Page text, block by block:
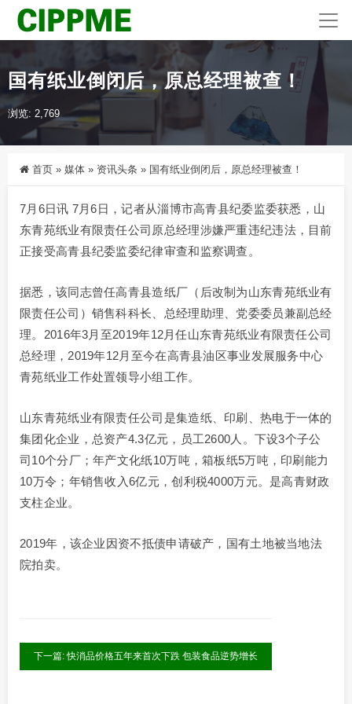
国有纸业倒闭后，原总经理被查！
浏览: 2,769
首页 » 媒体 » 资讯头条 » 国有纸业倒闭后，原总经理被查！
7月6日讯 7月6日，记者从淄博市高青县纪委监委获悉，山
东青苑纸业有限责任公司原总经理涉嫌严重违纪违法，目前
正接受高青县纪委监委纪律审查和监察调查。
据悉，该同志曾任高青县造纸厂（后改制为山东青苑纸业有
限责任公司）销售科科长、总经理助理、党委委员兼副总经
理。2016年3月至2019年12月任山东青苑纸业有限责任公司
总经理，2019年12月至今在高青县油区事业发展服务中心
青苑纸业工作处置领导小组工作。
山东青苑纸业有限责任公司是集造纸、印刷、热电于一体的
集团化企业，总资产4.3亿元，员工2600人。下设3个子公
司10个分厂；年产文化纸10万吨，箱板纸5万吨，印刷能力
10万令；年销售收入6亿元，创利税4000万元。是高青财政
支柱企业。
2019年，该企业因资不抵债申请破产，国有土地被当地法
院拍卖。
下一篇: 快消品价格五年来首次下跌 包装食品逆势增长